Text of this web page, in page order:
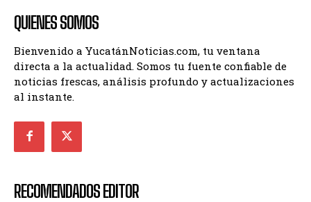
QUIENES SOMOS
Bienvenido a YucatánNoticias.com, tu ventana
directa a la actualidad. Somos tu fuente confiable de
noticias frescas, análisis profundo y actualizaciones
al instante.
RECOMENDADOS EDITOR